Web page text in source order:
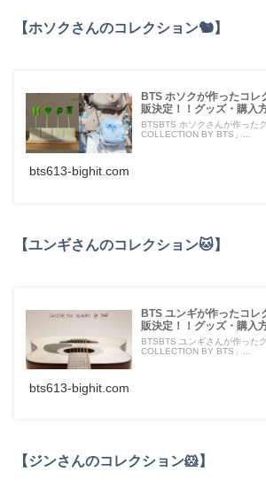
【ホソクさんのコレクション🐿】
BTS ホソクが作ったコレ
販決定！！グッズ・購入
BTSBTS ホソクさんが作った
COLLECTION BY BTS」...
bts613-bighit.com
【ユンギさんのコレクション🐱】
BTS ユンギが作ったコレ
販決定！！グッズ・購入
BTSBTS ユンギさんが作った
COLLECTION BY BTS」...
bts613-bighit.com
【ジンさんのコレクション🐹】